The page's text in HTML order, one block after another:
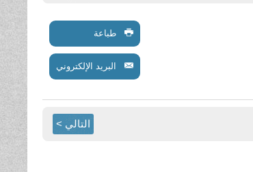
طباعة
البريد الإلكتروني
التالي >